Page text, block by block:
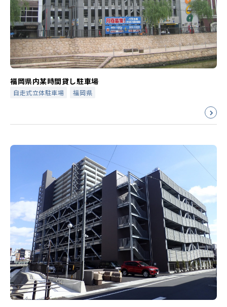
福岡県内某時間貸し駐車場
自走式立体駐車場 福岡県